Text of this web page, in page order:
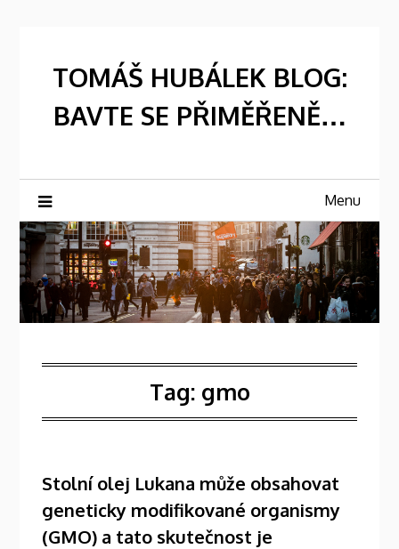
TOMÁŠ HUBÁLEK BLOG:
BAVTE SE PŘIMĚŘENĚ…
Menu
Tag: gmo
Stolní olej Lukana může obsahovat
geneticky modifikované organismy
(GMO) a tato skutečnost je